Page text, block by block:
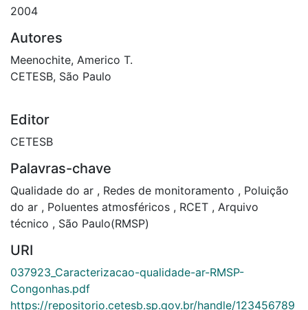
2004
Autores
Meenochite, Americo T.
CETESB, São Paulo
Editor
CETESB
Palavras-chave
Qualidade do ar , Redes de monitoramento , Poluição
do ar , Poluentes atmosféricos , RCET , Arquivo
técnico , São Paulo(RMSP)
URI
037923_Caracterizacao-qualidade-ar-RMSP-
Congonhas.pdf
https://repositorio.cetesb.sp.gov.br/handle/123456789